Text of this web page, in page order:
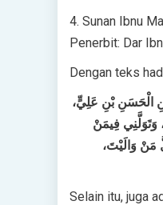
4. Sunan Ibnu
Penerbit: Dar
Dengan teks
الْحَسَنِ بْنِ عَلِيٍّ،
فِيمَنْ
مَنْ وَالَيْتَ،
Selain itu, juga